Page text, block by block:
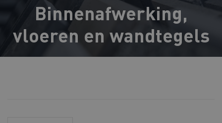
Binnenafwerking,
vloeren en wandtegels